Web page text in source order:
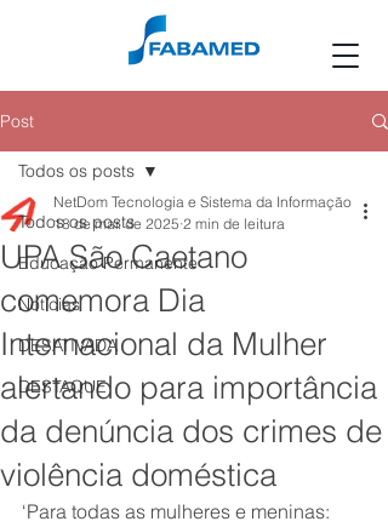
Post
Todos os posts
Educação Permanente
Notícias
DESATIVADA
DESTAQUE
Todos os posts
UPA São Caetano
comemora Dia
Internacional da Mulher
alertando para importância
da denúncia dos crimes de
violência doméstica
NetDom Tecnologia e Sistema da Informação
18 de mar. de 2025 2 min de leitura
‘Para todas as mulheres e meninas: